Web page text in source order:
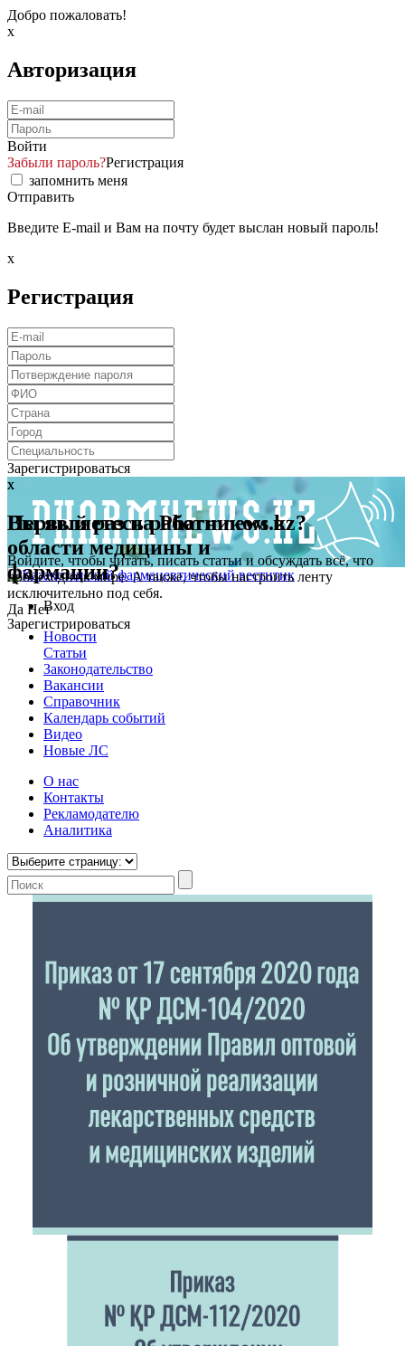
Добро пожаловать!
x
Авторизация
Войти
Забыли пароль?Регистрация
запомнить меня
Отправить
Введите E-mail и Вам на почту будет выслан новый пароль!
x
Регистрация
Зарегистрироваться
x
Первый раз на Pharmnews.kz?
Войдите, чтобы читать, писать статьи и обсуждать всё, что
происходит в мире. А также, чтобы настроить ленту
исключительно под себя.
Зарегистрироваться
x
Вы являетесь работником в
области медицины и
фармации?
Да НетВход
Новости
Статьи
Законодательство
Вакансии
Справочник
Календарь событий
Видео
Новые ЛС
О нас
Контакты
Рекламодателю
Аналитика